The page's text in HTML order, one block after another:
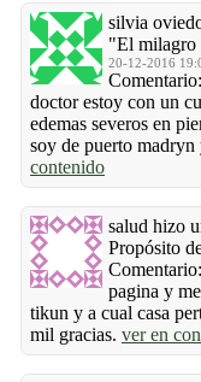
silvia
"El milagro
20-12-2016
doctor estoy con un
edemas severos en
soy de puerto madryn
contenido
salud hizo
Propósito
pagina y
tikun y a cual casa
mil gracias. ver en